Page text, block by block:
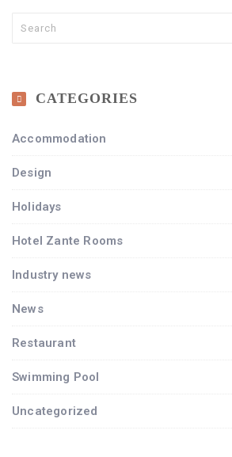
CATEGORIES
Accommodation
Design
Holidays
Hotel Zante Rooms
Industry news
News
Restaurant
Swimming Pool
Uncategorized